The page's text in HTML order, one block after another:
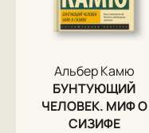
Альбер Камю
БУНТУЮЩИЙ
ЧЕЛОВЕК. МИФ О
СИЗИФЕ